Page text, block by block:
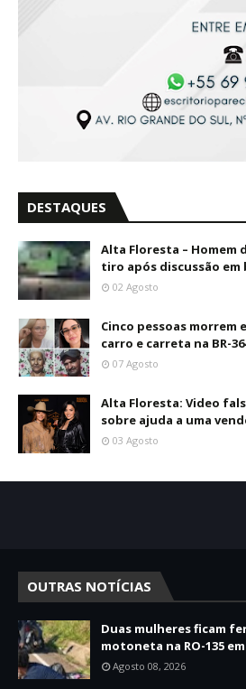
DESTAQUES
Alta Floresta – Homem
tiro após discussão em
02 Agosto
Cinco pessoas morrem
carro e carreta na BR-
07 Agosto
Alta Floresta: Video
sobre ajuda a uma
03 Agosto
OUTRAS NOTÍCIAS
Duas mulheres ficam
motoneta na RO-135
Agosto 08, 2026